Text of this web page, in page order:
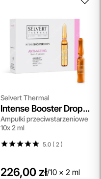
Selvert Thermal
Intense Booster Drops
Anti-Age
Ampułki przeciwstarzeniowe
10x 2 ml
5.0 ( 2 )
226,00 zł/10 x 2 ml